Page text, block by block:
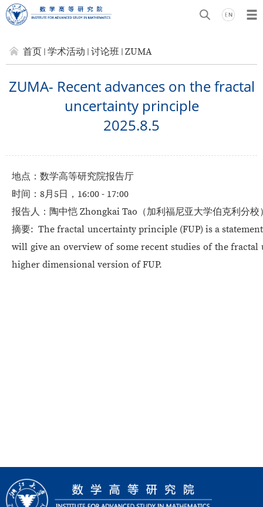
首页 学术活动 讨论班 ZUMA
ZUMA- Recent advances on the fractal
uncertainty principle
2025.8.5
地点：数学高等研究院报告厅
时间：8月5日，16:00 - 17:00
报告人：陶中恺 Zhongkai Tao（加利福尼亚大学伯克利分校
摘要: The fractal uncertainty principle (FUP) is a
will give an overview of some recent studies of the
higher dimensional version of FUP.